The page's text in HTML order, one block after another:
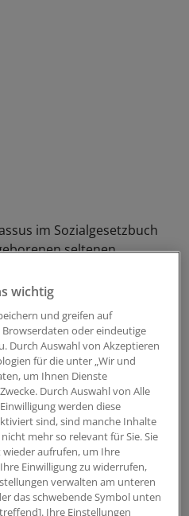
im Sozialgesetzbuch
seltenen
Intervention zu
auf medizinisch
zur enteralen Ernährung
wenn andere
Gleiches gilt für
eingeschränkter
Ernährung".
sieht einen
wichtig
und greifen auf
oder eindeutige
Durch Auswahl von Akzeptieren
für die unter „Wir und
um Ihnen Dienste
Durch Auswahl von Alle
werden diese
sind, sind manche Inhalte
mehr so relevant für Sie. Sie
aufrufen, um Ihre
Einwilligung zu widerrufen,
verwalten am unteren
das schwebende Symbol unten
Ihre Einstellungen